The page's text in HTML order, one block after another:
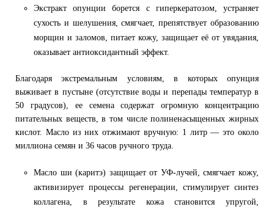
Экстракт опунции борется с гиперкератозом, устраняет
сухость и шелушения, смягчает, препятствует образованию
морщин и заломов, питает кожу, защищает её от увядания,
оказывает антиоксидантный эффект.
Благодаря экстремальным условиям, в которых опунция
выживает в пустыне (отсутствие воды и перепады температур в
50 градусов), ее семена содержат огромную концентрацию
питательных веществ, в том числе полиненасыщенных жирных
кислот. Масло из них отжимают вручную: 1 литр — это около
миллиона семян и 36 часов ручного труда.
Масло ши (каритэ) защищает от УФ-лучей, смягчает кожу,
активизирует процессы регенерации, стимулирует синтез
коллагена, в результате кожа становится упругой,